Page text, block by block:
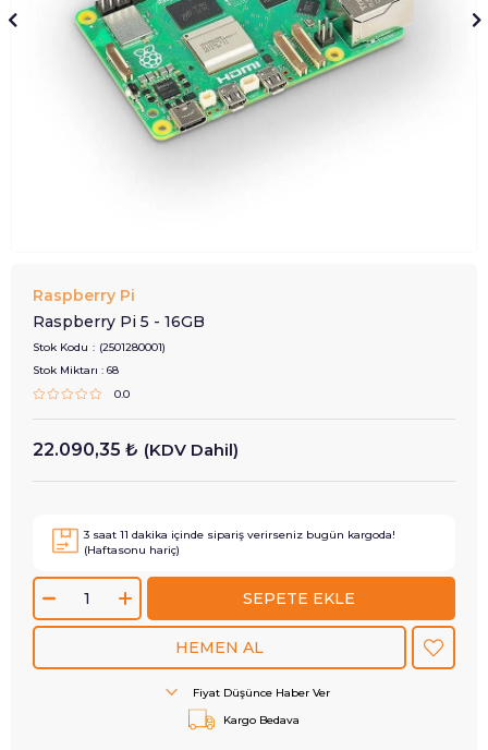
Raspberry Pi
Raspberry Pi 5 - 16GB
Stok Kodu
(2501280001)
Stok Miktarı : 68
0.0
22.090,35 ₺ (KDV Dahil)
3 saat 11 dakika içinde sipariş verirseniz bugün kargoda!
(Haftasonu hariç)
Fiyat Düşünce Haber Ver
Kargo Bedava